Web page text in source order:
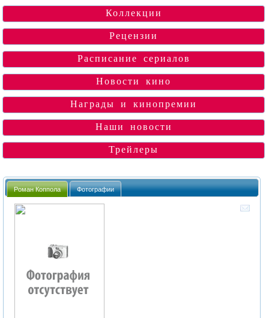
Коллекции
Рецензии
Расписание сериалов
Новости кино
Награды и кинопремии
Наши новости
Трейлеры
Роман Коппола Фотографии